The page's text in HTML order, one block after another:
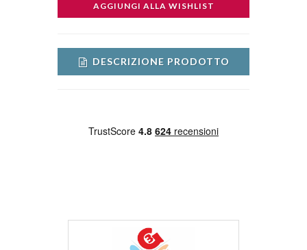
AGGIUNGI ALLA WISHLIST
DESCRIZIONE PRODOTTO